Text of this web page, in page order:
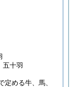
五十羽
める牛、馬、